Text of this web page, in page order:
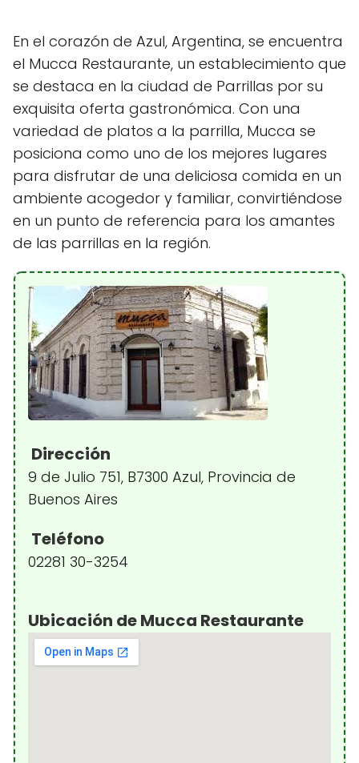
En el corazón de Azul, Argentina, se encuentra
el Mucca Restaurante, un establecimiento que
se destaca en la ciudad de Parrillas por su
exquisita oferta gastronómica. Con una
variedad de platos a la parrilla, Mucca se
posiciona como uno de los mejores lugares
para disfrutar de una deliciosa comida en un
ambiente acogedor y familiar, convirtiéndose
en un punto de referencia para los amantes
de las parrillas en la región.
Dirección
9 de Julio 751, B7300 Azul, Provincia de
Buenos Aires
Teléfono
02281 30-3254
Ubicación de Mucca Restaurante